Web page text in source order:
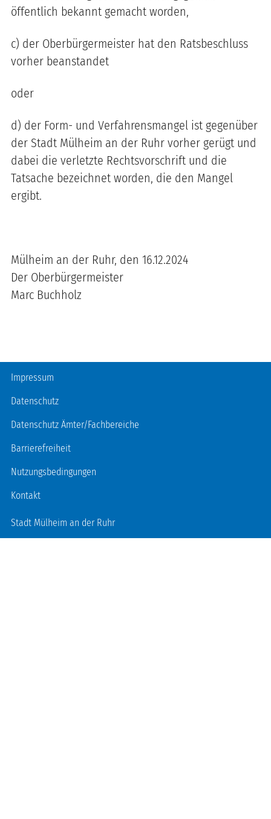
öffentlich bekannt gemacht worden,
c) der Oberbürgermeister hat den Ratsbeschluss
vorher beanstandet
oder
d) der Form- und Verfahrensmangel ist gegenüber
der Stadt Mülheim an der Ruhr vorher gerügt und
dabei die verletzte Rechtsvorschrift und die
Tatsache bezeichnet worden, die den Mangel
ergibt.
Mülheim an der Ruhr, den 16.12.2024
Der Oberbürgermeister
Marc Buchholz
Fußzeile
Impressum
Datenschutz
Datenschutz Ämter/Fachbereiche
Barrierefreiheit
Nutzungsbedingungen
Kontakt
Stadt Mülheim an der Ruhr